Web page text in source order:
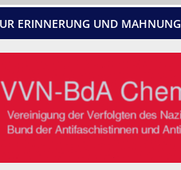
ERINNERUNG UND MAHNUNG